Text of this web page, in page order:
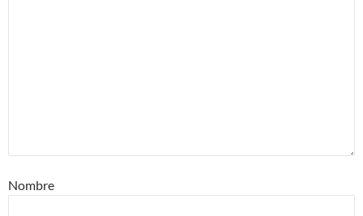
Nombre